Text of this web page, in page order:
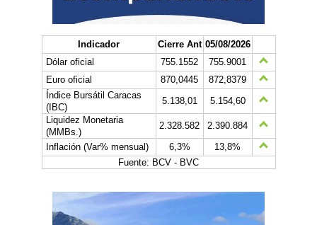
Indicador Cierre Ant 05/08/2026
Dólar oficial
755.1552
755.9001
Euro oficial
870,0445
872,8379
Índice Bursátil Caracas
(IBC)
5.138,01
5.154,60
Liquidez Monetaria
(MMBs.)
2.328.582
2.390.884
Inflación (Var% mensual)
6,3%
13,8%
Fuente: BCV - BVC